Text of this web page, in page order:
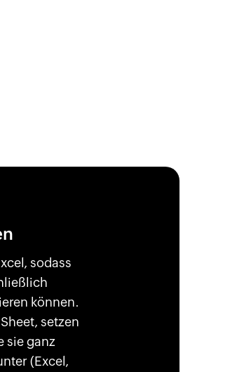
sodass
können.
setzen
sie ganz
(Excel,